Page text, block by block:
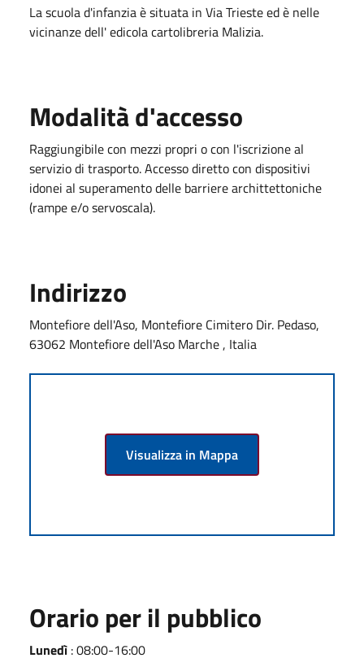
La scuola d'infanzia è situata in Via Trieste ed è nelle
vicinanze dell' edicola cartolibreria Malizia.
Modalità d'accesso
Raggiungibile con mezzi propri o con l'iscrizione al
servizio di trasporto. Accesso diretto con dispositivi
idonei al superamento delle barriere archittettoniche
(rampe e/o servoscala).
Indirizzo
Montefiore dell'Aso, Montefiore Cimitero Dir. Pedaso,
63062 Montefiore dell'Aso Marche , Italia
Visualizza in Mappa
Orario per il pubblico
Lunedì : 08:00-16:00